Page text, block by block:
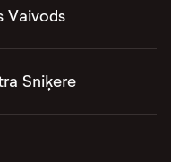
Vaivods
Sniķere